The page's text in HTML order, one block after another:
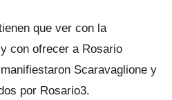
que ver con la
con ofrecer a Rosario
Scaravaglione y
por Rosario3.